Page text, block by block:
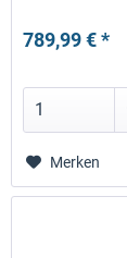
789,99 € *
Merken